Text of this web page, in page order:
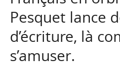
Pesquet lance
d’écriture, là
s’amuser.